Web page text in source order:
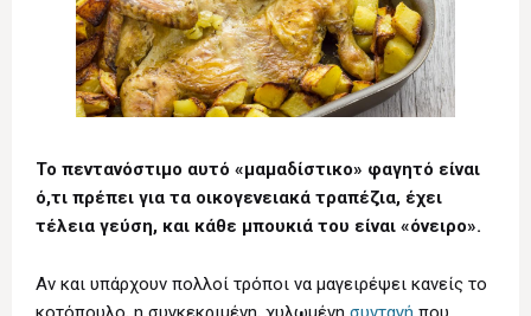
Το πεντανόστιμο αυτό «μαμαδίστικο» φαγητό είναι
ό,τι πρέπει για τα οικογενειακά τραπέζια, έχει
τέλεια γεύση, και κάθε μπουκιά του είναι «όνειρο».
Αν και υπάρχουν πολλοί τρόποι να μαγειρέψει κανείς το